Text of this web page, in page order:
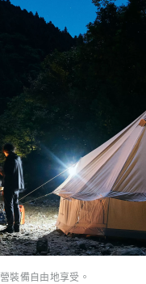
裝備自由地享受。